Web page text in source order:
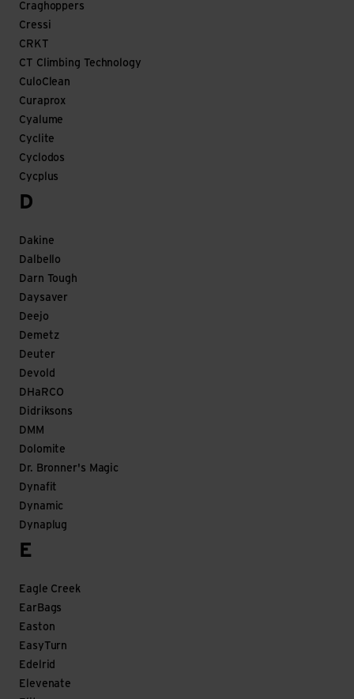
Craghoppers
Cressi
CRKT
CT Climbing Technology
CuloClean
Curaprox
Cyalume
Cyclite
Cyclodos
Cycplus
D
Dakine
Dalbello
Darn Tough
Daysaver
Deejo
Demetz
Deuter
Devold
DHaRCO
Didriksons
DMM
Dolomite
Dr. Bronner's Magic
Dynafit
Dynamic
Dynaplug
E
Eagle Creek
EarBags
Easton
EasyTurn
Edelrid
Elevenate